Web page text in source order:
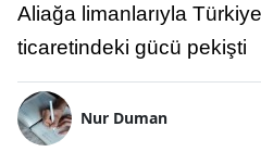
Aliağa limanlarıyla
ticaretindeki gücü pekişti
Nur Duman